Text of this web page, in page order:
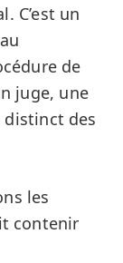
C’est un
de
juge, une
des
les
contenir